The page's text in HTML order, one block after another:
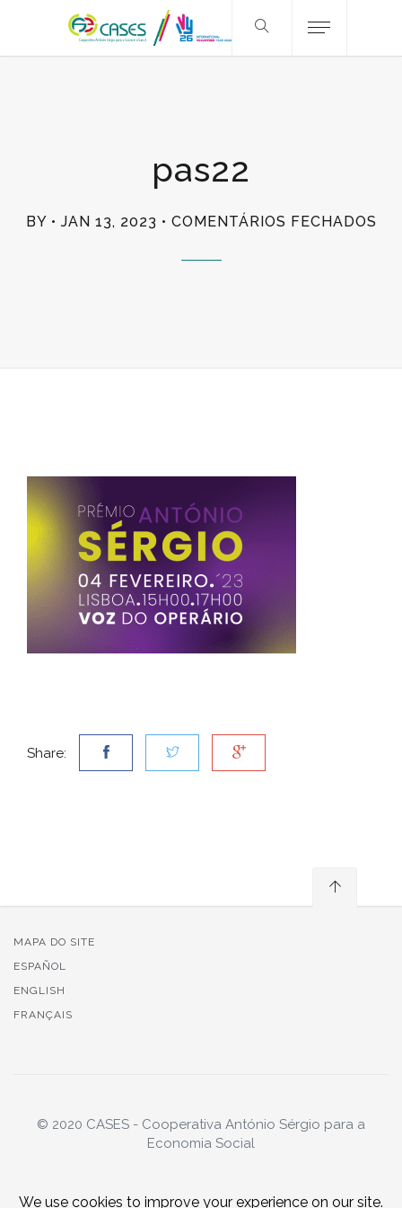
pas22
BY JAN 13, 2023 COMENTÁRIOS FECHADOS
Share:
MAPA DO SITE
ESPAÑOL
ENGLISH
FRANÇAIS
© 2020 CASES - Cooperativa António Sérgio para a
Economia Social